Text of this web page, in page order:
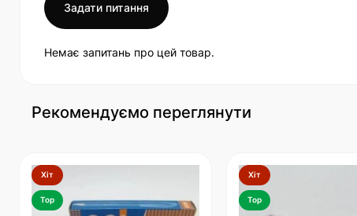
Задати питання
Немає запитань про цей товар.
Рекомендуємо переглянути
Хіт
Top
Хіт
Top